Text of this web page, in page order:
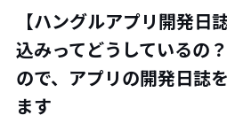
【ハングルアプリ開発日
込みってどうしているの
ので、アプリの開発日誌
ます